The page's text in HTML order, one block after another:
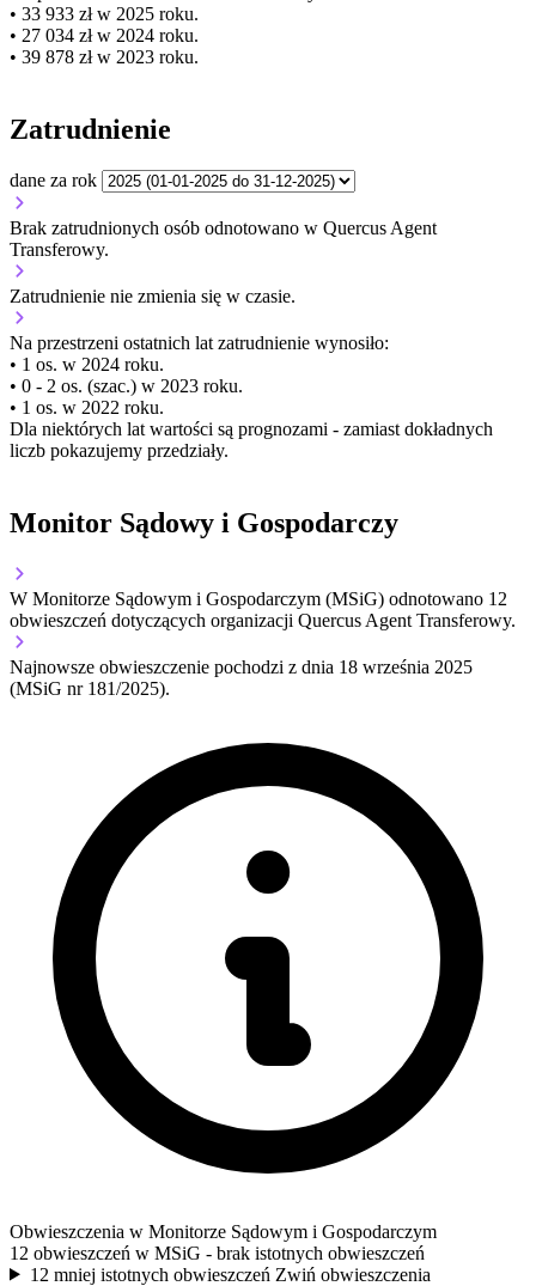
• 33 933 zł w 2025 roku.
• 27 034 zł w 2024 roku.
• 39 878 zł w 2023 roku.
Zatrudnienie
dane za rok
Brak zatrudnionych osób odnotowano w Quercus Agent
Transferowy.
Zatrudnienie nie zmienia się w czasie.
Na przestrzeni ostatnich lat zatrudnienie wynosiło:
• 1 os. w 2024 roku.
• 0 - 2 os. (szac.) w 2023 roku.
• 1 os. w 2022 roku.
Dla niektórych lat wartości są prognozami - zamiast dokładnych
liczb pokazujemy przedziały.
Monitor Sądowy i Gospodarczy
W Monitorze Sądowym i Gospodarczym (MSiG) odnotowano 12
obwieszczeń dotyczących organizacji Quercus Agent Transferowy.
Najnowsze obwieszczenie pochodzi z dnia 18 września 2025
(MSiG nr 181/2025).
Obwieszczenia w Monitorze Sądowym i Gospodarczym
12 obwieszczeń w MSiG - brak istotnych obwieszczeń
12 mniej istotnych obwieszczeń Zwiń obwieszczenia